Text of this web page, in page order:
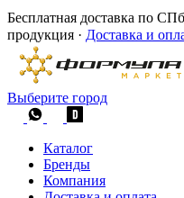
Бесплатная доставка по
продукция · Доставка и
Выберите город
Каталог
Бренды
Компания